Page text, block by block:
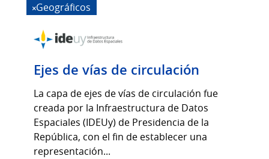
Geográficos
Ejes de vías de circulación
La capa de ejes de vías de circulación fue
creada por la Infraestructura de Datos
Espaciales (IDEUy) de Presidencia de la
República, con el fin de establecer una
representación...